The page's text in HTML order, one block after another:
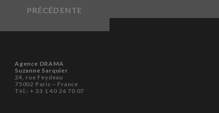
PRÉCÉDENTE
Agence DRAMA
Suzanne Sarquier
24, rue Feydeau
75002 Paris – France
Tél.: + 33 1 40 26 70 07